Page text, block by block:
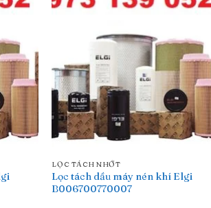
LỌC TÁCH NHỚT
Lọc tách dầu máy nén khí Elgi
B006700770007